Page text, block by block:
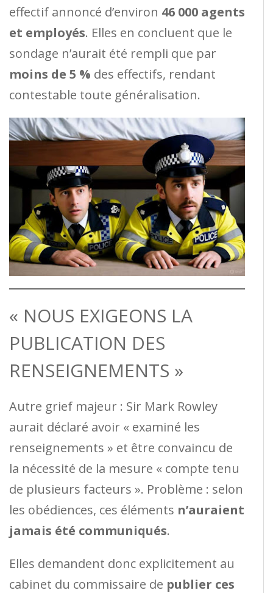
effectif annoncé d’environ 46 000 agents
et employés. Elles en concluent que le
sondage n’aurait été rempli que par
moins de 5 % des effectifs, rendant
contestable toute généralisation.
« NOUS EXIGEONS LA
PUBLICATION DES
RENSEIGNEMENTS »
Autre grief majeur : Sir Mark Rowley
aurait déclaré avoir « examiné les
renseignements » et être convaincu de
la nécessité de la mesure « compte tenu
de plusieurs facteurs ». Problème : selon
les obédiences, ces éléments n’auraient
jamais été communiqués.
Elles demandent donc explicitement au
cabinet du commissaire de publier ces